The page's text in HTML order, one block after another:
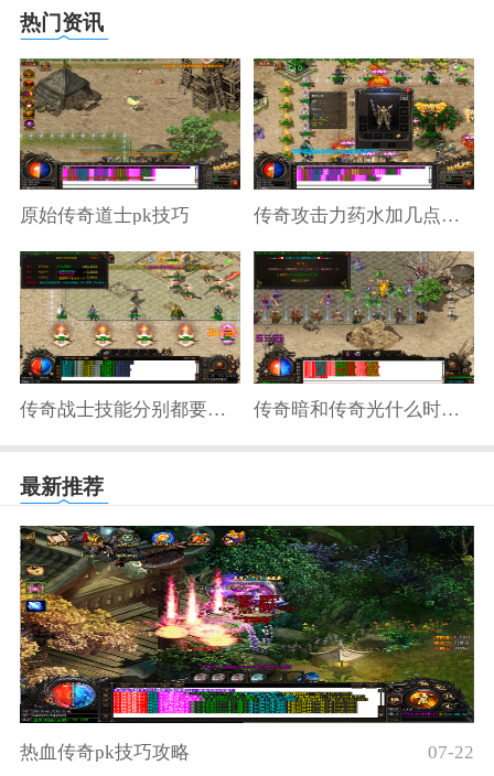
热门资讯
原始传奇道士pk技巧 传奇攻击力药水加几点攻击
传奇战士技能分别都要多少级 传奇暗和传奇光什么时候打
最新推荐
热血传奇pk技巧攻略 07-22